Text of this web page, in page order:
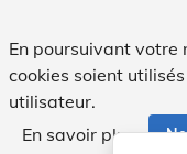
En poursuivant votre
cookies soient
utilisateur.
En savoir plus